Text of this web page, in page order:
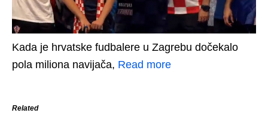
Kada je hrvatske fudbalere u Zagrebu dočekalo
pola miliona navijača, Read more
Related